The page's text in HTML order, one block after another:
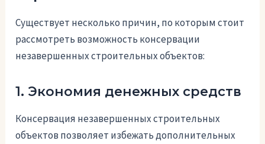
Существует несколько причин, по которым стоит
рассмотреть возможность консервации
незавершенных строительных объектов:
1. Экономия денежных средств
Консервация незавершенных строительных
объектов позволяет избежать дополнительных